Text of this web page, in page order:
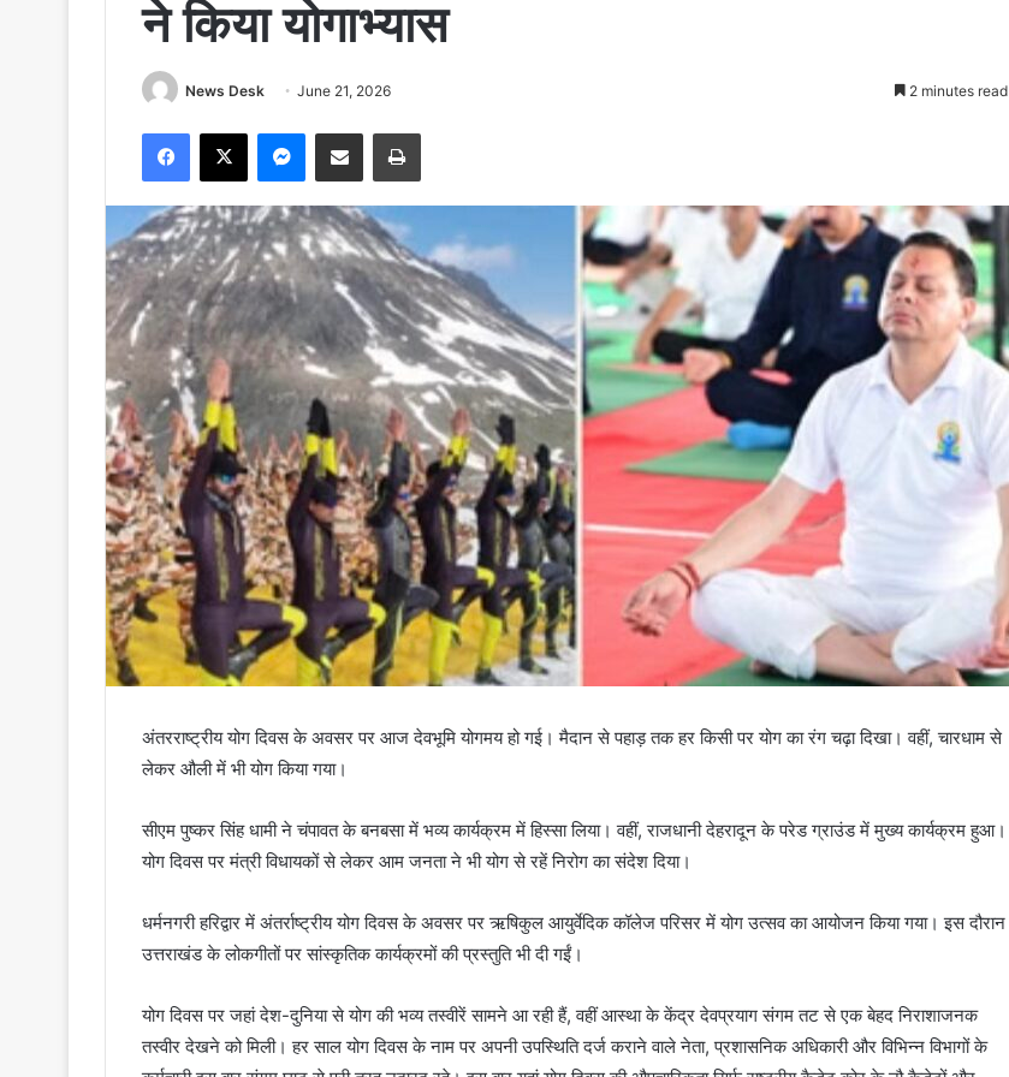
ने किया योगाभ्यास
News Desk June 21, 2026 2 minutes read
Facebook
X Messenger
Share via Email Print
अंतरराष्ट्रीय योग दिवस के अवसर पर आज देवभूमि योगमय हो गई। मैदान से पहाड़ तक हर किसी पर योग का रंग चढ़ा दिखा। वहीं, चारधाम से
लेकर औली में भी योग किया गया।
सीएम पुष्कर सिंह धामी ने चंपावत के बनबसा में भव्य कार्यक्रम में हिस्सा लिया। वहीं, राजधानी देहरादून के परेड ग्राउंड में मुख्य कार्यक्रम हुआ।
योग दिवस पर मंत्री विधायकों से लेकर आम जनता ने भी योग से रहें निरोग का संदेश दिया।
धर्मनगरी हरिद्वार में अंतर्राष्ट्रीय योग दिवस के अवसर पर ऋषिकुल आयुर्वेदिक कॉलेज परिसर में योग उत्सव का आयोजन किया गया। इस दौरान
उत्तराखंड के लोकगीतों पर सांस्कृतिक कार्यक्रमों की प्रस्तुति भी दी गईं।
योग दिवस पर जहां देश-दुनिया से योग की भव्य तस्वीरें सामने आ रही हैं, वहीं आस्था के केंद्र देवप्रयाग संगम तट से एक बेहद निराशाजनक
तस्वीर देखने को मिली। हर साल योग दिवस के नाम पर अपनी उपस्थिति दर्ज कराने वाले नेता, प्रशासनिक अधिकारी और विभिन्न विभागों के